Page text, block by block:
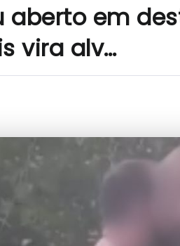
aberto em
vira alv…